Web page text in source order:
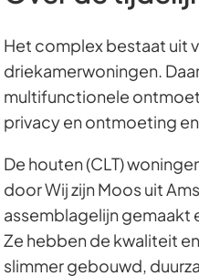
Het complex bestaat uit
driekamerwoningen.
multifunctionele
privacy en ontmoeting
De houten (CLT)
door Wij zijn Moos uit
assemblagelijn gemaakt
Ze hebben de kwaliteit
slimmer gebouwd,